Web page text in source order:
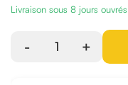
Livraison sous 8 jours ouvrés
- 1 +